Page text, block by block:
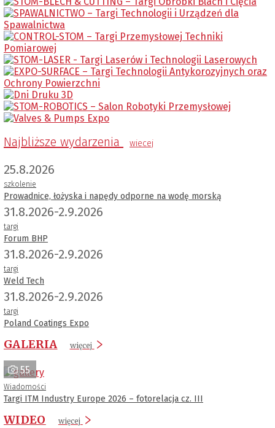
Najbliższe wydarzenia wiecej
25.8.2026
szkolenie
Prowadnice, łożyska i napędy odporne na wodę morską
31.8.2026-2.9.2026
targi
Forum BHP
31.8.2026-2.9.2026
targi
Weld Tech
31.8.2026-2.9.2026
targi
Poland Coatings Expo
GALERIA więcej
55
Wiadomości
Targi ITM Industry Europe 2026 – fotorelacja cz. III
WIDEO więcej